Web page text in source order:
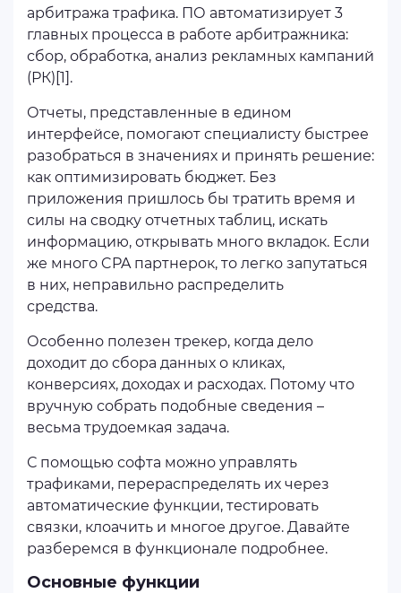
арбитража трафика. ПО автоматизирует 3
главных процесса в работе арбитражника:
сбор, обработка, анализ рекламных кампаний
(РК)[1].
Отчеты, представленные в едином
интерфейсе, помогают специалисту быстрее
разобраться в значениях и принять решение:
как оптимизировать бюджет. Без
приложения пришлось бы тратить время и
силы на сводку отчетных таблиц, искать
информацию, открывать много вкладок. Если
же много CPA партнерок, то легко запутаться
в них, неправильно распределить
средства.
Особенно полезен трекер, когда дело
доходит до сбора данных о кликах,
конверсиях, доходах и расходах. Потому что
вручную собрать подобные сведения –
весьма трудоемкая задача.
С помощью софта можно управлять
трафиками, перераспределять их через
автоматические функции, тестировать
связки, клоачить и многое другое. Давайте
разберемся в функционале подробнее.
Основные функции